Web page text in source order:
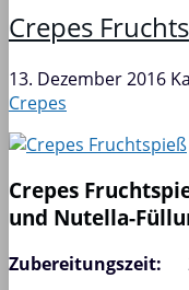
Crepes
13. Dezember 2016
Crepes
Crepes
und Nutella-
Zubereitungszeit: